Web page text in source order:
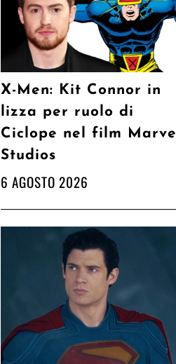
X-Men: Kit Connor in
lizza per ruolo di
Ciclope nel film Marvel
Studios
6 AGOSTO 2026